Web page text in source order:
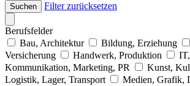
Suchen Filter zurücksetzen
Berufsfelder
Bau, Architektur
Bildung, Erziehung
Versicherung
Handwerk, Produktion
Kommunikation, Marketing, PR
Kunst,
Logistik, Lager, Transport
Medien, Grafik,